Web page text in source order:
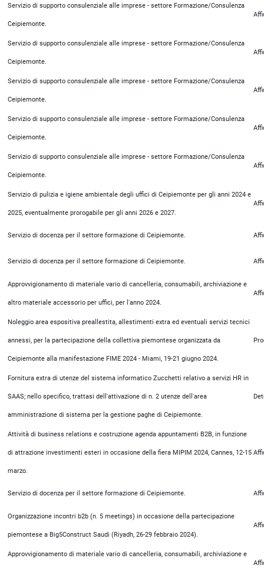
Servizio di supporto consulenziale alle imprese - settore Formazione/Consulenza
Ceipiemonte.
Servizio di supporto consulenziale alle imprese - settore Formazione/Consulenza
Ceipiemonte.
Servizio di supporto consulenziale alle imprese - settore Formazione/Consulenza
Ceipiemonte.
Servizio di supporto consulenziale alle imprese - settore Formazione/Consulenza
Ceipiemonte.
Servizio di supporto consulenziale alle imprese - settore Formazione/Consulenza
Ceipiemonte.
Servizio di pulizia e igiene ambientale degli uffici di Ceipiemonte per gli anni 2024 e
2025, eventualmente prorogabile per gli anni 2026 e 2027.
Servizio di docenza per il settore formazione di Ceipiemonte.
Servizio di docenza per il settore formazione di Ceipiemonte.
Approvvigionamento di materiale vario di cancelleria, consumabili, archiviazione e
altro materiale accessorio per uffici, per l'anno 2024.
Noleggio area espositiva preallestita, allestimenti extra ed eventuali servizi tecnici
annessi, per la partecipazione della collettiva piemontese organizzata da
Ceipiemonte alla manifestazione FIME 2024 - Miami, 19-21 giugno 2024.
Fornitura extra di utenze del sistema informatico Zucchetti relativo a servizi HR in
SAAS; nello specifico, trattasi dell'attivazione di n. 2 utenze dell'area
amministrazione di sistema per la gestione paghe di Ceipiemonte.
Attività di business relations e costruzione agenda appuntamenti B2B, in funzione
di attrazione investimenti esteri in occasione della fiera MIPIM 2024, Cannes, 12-15
marzo.
Servizio di docenza per il settore formazione di Ceipiemonte.
Organizzazione incontri b2b (n. 5 meetings) in occasione della partecipazione
piemontese a Big5Construct Saudi (Riyadh, 26-29 febbraio 2024).
Approvvigionamento di materiale vario di cancelleria, consumabili, archiviazione e